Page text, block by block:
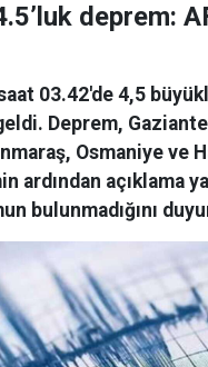
deprem:
03.42'de 4,5
Deprem,
Osmaniye ve
ardından açıklama
bulunmadığını